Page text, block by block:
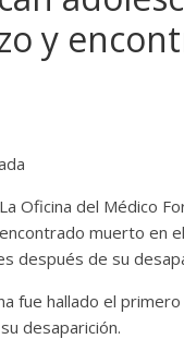
y
La Oficina del Médico
muerto en
después de su
fue hallado el
desaparición.